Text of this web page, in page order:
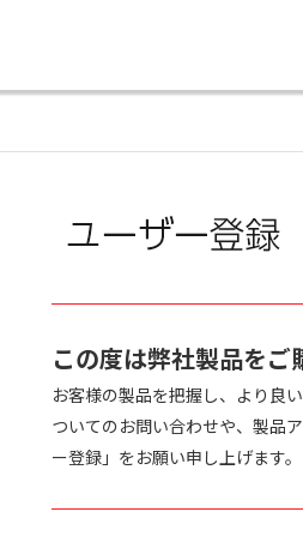
この度は弊社製品を
お客様の製品を把握し、より良
ついてのお問い合わせや、製品
ー登録」をお願い申し上げます。